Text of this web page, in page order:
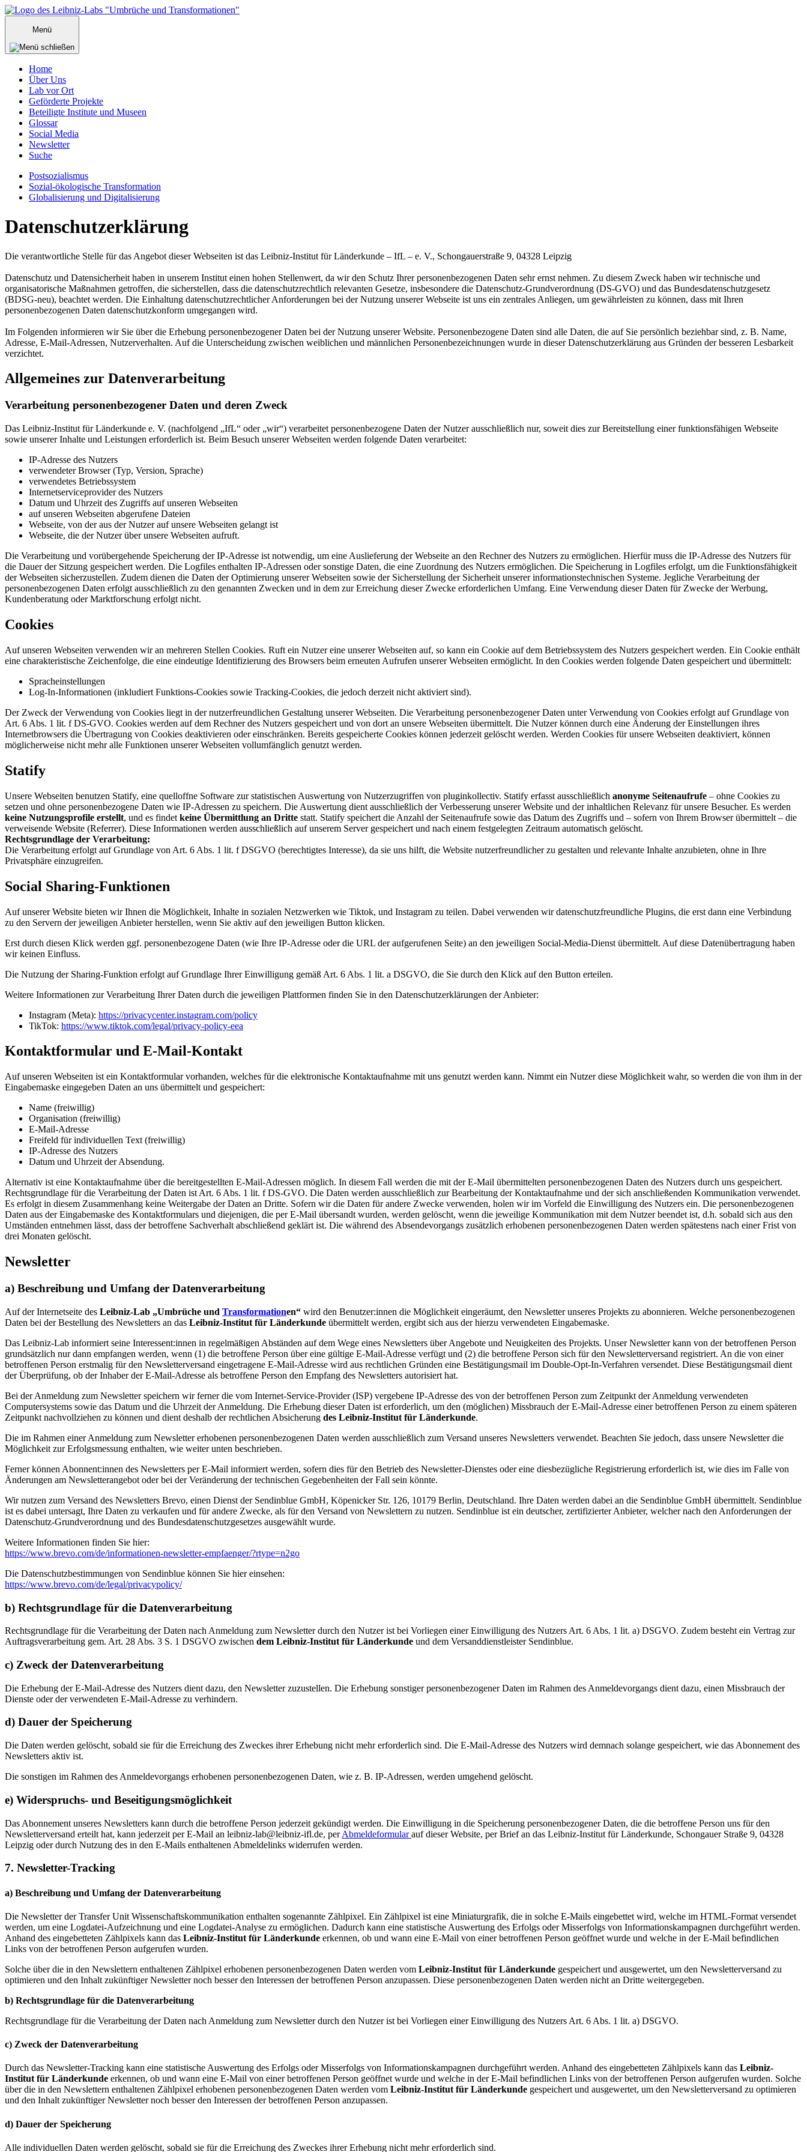
Zum
Inhalt
springenMenü
Home
Über Uns
Lab vor Ort
Geförderte Projekte
Beteiligte Institute und Museen
Glossar
Social Media
Newsletter
Suche
Postsozialismus
Sozial-ökologische Transformation
Globalisierung und Digitalisierung
schließen
Datenschutzerklärung
Die verantwortliche Stelle für das Angebot dieser Webseiten ist das Leibniz-Institut für Länderkunde – IfL – e. V., Schongauerstraße 9, 04328 Leipzig
Datenschutz und Datensicherheit haben in unserem Institut einen hohen Stellenwert, da wir den Schutz Ihrer personenbezogenen Daten sehr ernst nehmen. Zu diesem Zweck haben wir technische und
organisatorische Maßnahmen getroffen, die sicherstellen, dass die datenschutzrechtlich relevanten Gesetze, insbesondere die Datenschutz-Grundverordnung (DS-GVO) und das Bundesdatenschutzgesetz
(BDSG-neu), beachtet werden. Die Einhaltung datenschutzrechtlicher Anforderungen bei der Nutzung unserer Webseite ist uns ein zentrales Anliegen, um gewährleisten zu können, dass mit Ihren
personenbezogenen Daten datenschutzkonform umgegangen wird.
Im Folgenden informieren wir Sie über die Erhebung personenbezogener Daten bei der Nutzung unserer Website. Personenbezogene Daten sind alle Daten, die auf Sie persönlich beziehbar sind, z. B. Name,
Adresse, E-Mail-Adressen, Nutzerverhalten. Auf die Unterscheidung zwischen weiblichen und männlichen Personenbezeichnungen wurde in dieser Datenschutzerklärung aus Gründen der besseren Lesbarkeit
verzichtet.
Allgemeines zur Datenverarbeitung
Verarbeitung personenbezogener Daten und deren Zweck
Das Leibniz-Institut für Länderkunde e. V. (nachfolgend „IfL“ oder „wir“) verarbeitet personenbezogene Daten der Nutzer ausschließlich nur, soweit dies zur Bereitstellung einer funktionsfähigen Webseite
sowie unserer Inhalte und Leistungen erforderlich ist. Beim Besuch unserer Webseiten werden folgende Daten verarbeitet:
IP-Adresse des Nutzers
verwendeter Browser (Typ, Version, Sprache)
verwendetes Betriebssystem
Internetserviceprovider des Nutzers
Datum und Uhrzeit des Zugriffs auf unseren Webseiten
auf unseren Webseiten abgerufene Dateien
Webseite, von der aus der Nutzer auf unsere Webseiten gelangt ist
Webseite, die der Nutzer über unsere Webseiten aufruft.
Die Verarbeitung und vorübergehende Speicherung der IP-Adresse ist notwendig, um eine Auslieferung der Webseite an den Rechner des Nutzers zu ermöglichen. Hierfür muss die IP-Adresse des Nutzers für
die Dauer der Sitzung gespeichert werden. Die Logfiles enthalten IP-Adressen oder sonstige Daten, die eine Zuordnung des Nutzers ermöglichen. Die Speicherung in Logfiles erfolgt, um die Funktionsfähigkeit
der Webseiten sicherzustellen. Zudem dienen die Daten der Optimierung unserer Webseiten sowie der Sicherstellung der Sicherheit unserer informationstechnischen Systeme. Jegliche Verarbeitung der
personenbezogenen Daten erfolgt ausschließlich zu den genannten Zwecken und in dem zur Erreichung dieser Zwecke erforderlichen Umfang. Eine Verwendung dieser Daten für Zwecke der Werbung,
Kundenberatung oder Marktforschung erfolgt nicht.
Cookies
Auf unseren Webseiten verwenden wir an mehreren Stellen Cookies. Ruft ein Nutzer eine unserer Webseiten auf, so kann ein Cookie auf dem Betriebssystem des Nutzers gespeichert werden. Ein Cookie enthält
eine charakteristische Zeichenfolge, die eine eindeutige Identifizierung des Browsers beim erneuten Aufrufen unserer Webseiten ermöglicht. In den Cookies werden folgende Daten gespeichert und übermittelt:
Spracheinstellungen
Log-In-Informationen (inkludiert Funktions-Cookies sowie Tracking-Cookies, die jedoch derzeit nicht aktiviert sind).
Der Zweck der Verwendung von Cookies liegt in der nutzerfreundlichen Gestaltung unserer Webseiten. Die Verarbeitung personenbezogener Daten unter Verwendung von Cookies erfolgt auf Grundlage von
Art. 6 Abs. 1 lit. f DS-GVO. Cookies werden auf dem Rechner des Nutzers gespeichert und von dort an unsere Webseiten übermittelt. Die Nutzer können durch eine Änderung der Einstellungen ihres
Internetbrowsers die Übertragung von Cookies deaktivieren oder einschränken. Bereits gespeicherte Cookies können jederzeit gelöscht werden. Werden Cookies für unsere Webseiten deaktiviert, können
möglicherweise nicht mehr alle Funktionen unserer Webseiten vollumfänglich genutzt werden.
Statify
Unsere Webseiten benutzen Statify, eine quelloffne Software zur statistischen Auswertung von Nutzerzugriffen von pluginkollectiv. Statify erfasst ausschließlich anonyme Seitenaufrufe – ohne Cookies zu
setzen und ohne personenbezogene Daten wie IP-Adressen zu speichern. Die Auswertung dient ausschließlich der Verbesserung unserer Website und der inhaltlichen Relevanz für unsere Besucher. Es werden
keine Nutzungsprofile erstellt, und es findet keine Übermittlung an Dritte statt. Statify speichert die Anzahl der Seitenaufrufe sowie das Datum des Zugriffs und – sofern von Ihrem Browser übermittelt – die
verweisende Website (Referrer). Diese Informationen werden ausschließlich auf unserem Server gespeichert und nach einem festgelegten Zeitraum automatisch gelöscht.
Rechtsgrundlage der Verarbeitung:
Die Verarbeitung erfolgt auf Grundlage von Art. 6 Abs. 1 lit. f DSGVO (berechtigtes Interesse), da sie uns hilft, die Website nutzerfreundlicher zu gestalten und relevante Inhalte anzubieten, ohne in Ihre
Privatsphäre einzugreifen.
Social Sharing-Funktionen
Auf unserer Website bieten wir Ihnen die Möglichkeit, Inhalte in sozialen Netzwerken wie Tiktok, und Instagram zu teilen. Dabei verwenden wir datenschutzfreundliche Plugins, die erst dann eine Verbindung
zu den Servern der jeweiligen Anbieter herstellen, wenn Sie aktiv auf den jeweiligen Button klicken.
Erst durch diesen Klick werden ggf. personenbezogene Daten (wie Ihre IP-Adresse oder die URL der aufgerufenen Seite) an den jeweiligen Social-Media-Dienst übermittelt. Auf diese Datenübertragung haben
wir keinen Einfluss.
Die Nutzung der Sharing-Funktion erfolgt auf Grundlage Ihrer Einwilligung gemäß Art. 6 Abs. 1 lit. a DSGVO, die Sie durch den Klick auf den Button erteilen.
Weitere Informationen zur Verarbeitung Ihrer Daten durch die jeweiligen Plattformen finden Sie in den Datenschutzerklärungen der Anbieter:
Instagram (Meta): https://privacycenter.instagram.com/policy
TikTok: https://www.tiktok.com/legal/privacy-policy-eea
Kontaktformular und E-Mail-Kontakt
Auf unseren Webseiten ist ein Kontaktformular vorhanden, welches für die elektronische Kontaktaufnahme mit uns genutzt werden kann. Nimmt ein Nutzer diese Möglichkeit wahr, so werden die von ihm in der
Eingabemaske eingegeben Daten an uns übermittelt und gespeichert:
Name (freiwillig)
Organisation (freiwillig)
E-Mail-Adresse
Freifeld für individuellen Text (freiwillig)
IP-Adresse des Nutzers
Datum und Uhrzeit der Absendung.
Alternativ ist eine Kontaktaufnahme über die bereitgestellten E-Mail-Adressen möglich. In diesem Fall werden die mit der E-Mail übermittelten personenbezogenen Daten des Nutzers durch uns gespeichert.
Rechtsgrundlage für die Verarbeitung der Daten ist Art. 6 Abs. 1 lit. f DS-GVO. Die Daten werden ausschließlich zur Bearbeitung der Kontaktaufnahme und der sich anschließenden Kommunikation verwendet.
Es erfolgt in diesem Zusammenhang keine Weitergabe der Daten an Dritte. Sofern wir die Daten für andere Zwecke verwenden, holen wir im Vorfeld die Einwilligung des Nutzers ein. Die personenbezogenen
Daten aus der Eingabemaske des Kontaktformulars und diejenigen, die per E-Mail übersandt wurden, werden gelöscht, wenn die jeweilige Kommunikation mit dem Nutzer beendet ist, d.h. sobald sich aus den
Umständen entnehmen lässt, dass der betroffene Sachverhalt abschließend geklärt ist. Die während des Absendevorgangs zusätzlich erhobenen personenbezogenen Daten werden spätestens nach einer Frist von
drei Monaten gelöscht.
Newsletter
a) Beschreibung und Umfang der Datenverarbeitung
Auf der Internetseite des Leibniz-Lab „Umbrüche und Transformationen“ wird den Benutzer:innen die Möglichkeit eingeräumt, den Newsletter unseres Projekts zu abonnieren. Welche personenbezogenen
Daten bei der Bestellung des Newsletters an das Leibniz-Institut für Länderkunde übermittelt werden, ergibt sich aus der hierzu verwendeten Eingabemaske.
Das Leibniz-Lab informiert seine Interessent:innen in regelmäßigen Abständen auf dem Wege eines Newsletters über Angebote und Neuigkeiten des Projekts. Unser Newsletter kann von der betroffenen Person
grundsätzlich nur dann empfangen werden, wenn (1) die betroffene Person über eine gültige E-Mail-Adresse verfügt und (2) die betroffene Person sich für den Newsletterversand registriert. An die von einer
betroffenen Person erstmalig für den Newsletterversand eingetragene E-Mail-Adresse wird aus rechtlichen Gründen eine Bestätigungsmail im Double-Opt-In-Verfahren versendet. Diese Bestätigungsmail dient
der Überprüfung, ob der Inhaber der E-Mail-Adresse als betroffene Person den Empfang des Newsletters autorisiert hat.
Bei der Anmeldung zum Newsletter speichern wir ferner die vom Internet-Service-Provider (ISP) vergebene IP-Adresse des von der betroffenen Person zum Zeitpunkt der Anmeldung verwendeten
Computersystems sowie das Datum und die Uhrzeit der Anmeldung. Die Erhebung dieser Daten ist erforderlich, um den (möglichen) Missbrauch der E-Mail-Adresse einer betroffenen Person zu einem späteren
Zeitpunkt nachvollziehen zu können und dient deshalb der rechtlichen Absicherung des Leibniz-Institut für Länderkunde.
Die im Rahmen einer Anmeldung zum Newsletter erhobenen personenbezogenen Daten werden ausschließlich zum Versand unseres Newsletters verwendet. Beachten Sie jedoch, dass unsere Newsletter die
Möglichkeit zur Erfolgsmessung enthalten, wie weiter unten beschrieben.
Ferner können Abonnent:innen des Newsletters per E-Mail informiert werden, sofern dies für den Betrieb des Newsletter-Dienstes oder eine diesbezügliche Registrierung erforderlich ist, wie dies im Falle von
Änderungen am Newsletterangebot oder bei der Veränderung der technischen Gegebenheiten der Fall sein könnte.
Wir nutzen zum Versand des Newsletters Brevo, einen Dienst der Sendinblue GmbH, Köpenicker Str. 126, 10179 Berlin, Deutschland. Ihre Daten werden dabei an die Sendinblue GmbH übermittelt. Sendinblue
ist es dabei untersagt, Ihre Daten zu verkaufen und für andere Zwecke, als für den Versand von Newslettern zu nutzen. Sendinblue ist ein deutscher, zertifizierter Anbieter, welcher nach den Anforderungen der
Datenschutz-Grundverordnung und des Bundesdatenschutzgesetzes ausgewählt wurde.
Weitere Informationen finden Sie hier:
https://www.brevo.com/de/informationen-newsletter-empfaenger/?rtype=n2go
Die Datenschutzbestimmungen von Sendinblue können Sie hier einsehen:
https://www.brevo.com/de/legal/privacypolicy/
b) Rechtsgrundlage für die Datenverarbeitung
Rechtsgrundlage für die Verarbeitung der Daten nach Anmeldung zum Newsletter durch den Nutzer ist bei Vorliegen einer Einwilligung des Nutzers Art. 6 Abs. 1 lit. a) DSGVO. Zudem besteht ein Vertrag zur
Auftragsverarbeitung gem. Art. 28 Abs. 3 S. 1 DSGVO zwischen dem Leibniz-Institut für Länderkunde und dem Versanddienstleister Sendinblue.
c) Zweck der Datenverarbeitung
Die Erhebung der E-Mail-Adresse des Nutzers dient dazu, den Newsletter zuzustellen. Die Erhebung sonstiger personenbezogener Daten im Rahmen des Anmeldevorgangs dient dazu, einen Missbrauch der
Dienste oder der verwendeten E-Mail-Adresse zu verhindern.
d) Dauer der Speicherung
Die Daten werden gelöscht, sobald sie für die Erreichung des Zweckes ihrer Erhebung nicht mehr erforderlich sind. Die E-Mail-Adresse des Nutzers wird demnach solange gespeichert, wie das Abonnement des
Newsletters aktiv ist.
Die sonstigen im Rahmen des Anmeldevorgangs erhobenen personenbezogenen Daten, wie z. B. IP-Adressen, werden umgehend gelöscht.
e) Widerspruchs- und Beseitigungsmöglichkeit
Das Abonnement unseres Newsletters kann durch die betroffene Person jederzeit gekündigt werden. Die Einwilligung in die Speicherung personenbezogener Daten, die die betroffene Person uns für den
Newsletterversand erteilt hat, kann jederzeit per E-Mail an leibniz-lab@leibniz-ifl.de, perAbmeldeformularauf dieser Website, per Brief an das Leibniz-Institut für Länderkunde, Schongauer Straße 9, 04328
Leipzig oder durch Nutzung des in den E-Mails enthaltenen Abmeldelinks widerrufen werden.
7. Newsletter-Tracking
a) Beschreibung und Umfang der Datenverarbeitung
Die Newsletter der Transfer Unit Wissenschaftskommunikation enthalten sogenannte Zählpixel. Ein Zählpixel ist eine Miniaturgrafik, die in solche E-Mails eingebettet wird, welche im HTML-Format versendet
werden, um eine Logdatei-Aufzeichnung und eine Logdatei-Analyse zu ermöglichen. Dadurch kann eine statistische Auswertung des Erfolgs oder Misserfolgs von Informationskampagnen durchgeführt werden.
Anhand des eingebetteten Zählpixels kann das Leibniz-Institut für Länderkunde erkennen, ob und wann eine E-Mail von einer betroffenen Person geöffnet wurde und welche in der E-Mail befindlichen
Links von der betroffenen Person aufgerufen wurden.
Solche über die in den Newslettern enthaltenen Zählpixel erhobenen personenbezogenen Daten werden vom Leibniz-Institut für Länderkunde gespeichert und ausgewertet, um den Newsletterversand zu
optimieren und den Inhalt zukünftiger Newsletter noch besser den Interessen der betroffenen Person anzupassen. Diese personenbezogenen Daten werden nicht an Dritte weitergegeben.
b) Rechtsgrundlage für die Datenverarbeitung
Rechtsgrundlage für die Verarbeitung der Daten nach Anmeldung zum Newsletter durch den Nutzer ist bei Vorliegen einer Einwilligung des Nutzers Art. 6 Abs. 1 lit. a) DSGVO.
c) Zweck der Datenverarbeitung
Durch das Newsletter-Tracking kann eine statistische Auswertung des Erfolgs oder Misserfolgs von Informationskampagnen durchgeführt werden. Anhand des eingebetteten Zählpixels kann das Leibniz-
Institut für Länderkunde erkennen, ob und wann eine E-Mail von einer betroffenen Person geöffnet wurde und welche in der E-Mail befindlichen Links von der betroffenen Person aufgerufen wurden. Solche
über die in den Newslettern enthaltenen Zählpixel erhobenen personenbezogenen Daten werden vom Leibniz-Institut für Länderkunde gespeichert und ausgewertet, um den Newsletterversand zu optimieren
und den Inhalt zukünftiger Newsletter noch besser den Interessen der betroffenen Person anzupassen.
d) Dauer der Speicherung
Alle individuellen Daten werden gelöscht, sobald sie für die Erreichung des Zweckes ihrer Erhebung nicht mehr erforderlich sind.